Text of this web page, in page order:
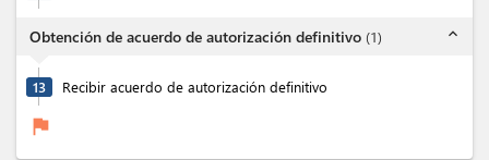
Obtención de acuerdo de autorización definitivo (1) expand_less
13 Recibir acuerdo de autorización definitivo
flag